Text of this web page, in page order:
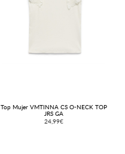
Top Mujer VMTINNA CS O-NECK TOP
JRS GA
24,99€